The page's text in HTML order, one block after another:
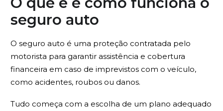
seguro auto
O seguro auto é uma proteção contratada pelo
motorista para garantir assistência e cobertura
financeira em caso de imprevistos com o veículo,
como acidentes, roubos ou danos.
Tudo começa com a escolha de um plano adequado